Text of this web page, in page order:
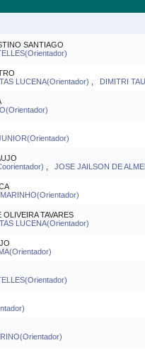
SANTIAGO
LUCENA(Orientador) DIMITRI
JOSE JAILSON DE
TAVARES
LUCENA(Orientador)